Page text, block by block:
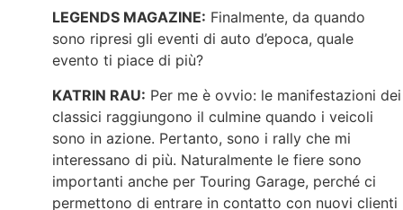
LEGENDS MAGAZINE: Finalmente, da quando
sono ripresi gli eventi di auto d’epoca, quale
evento ti piace di più?
KATRIN RAU: Per me è ovvio: le manifestazioni dei
classici raggiungono il culmine quando i veicoli
sono in azione. Pertanto, sono i rally che mi
interessano di più. Naturalmente le fiere sono
importanti anche per Touring Garage, perché ci
permettono di entrare in contatto con nuovi clienti